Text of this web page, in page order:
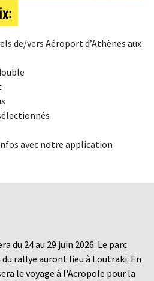
de/vers Aéroport d’Athènes aux
avec notre application
du 24 au 29 juin 2026. Le parc
rallye auront lieu à Loutraki. En
le voyage à l'Acropole pour la